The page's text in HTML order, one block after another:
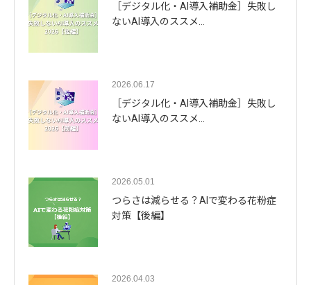
［デジタル化・AI導入補助金］失敗し
ないAI導入のススメ…
2026.06.17
［デジタル化・AI導入補助金］失敗し
ないAI導入のススメ…
2026.05.01
つらさは減らせる？AIで変わる花粉症
対策【後編】
2026.04.03